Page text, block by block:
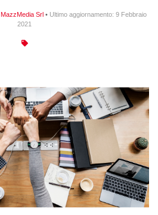
MazzMedia Srl • Ultimo aggiornamento: 9 Febbraio
2021